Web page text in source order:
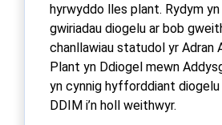
hyrwyddo lles plant. Rydym
gwiriadau diogelu ar bob
chanllawiau statudol yr Adran
Plant yn Ddiogel mewn
yn cynnig hyfforddiant diogelu
DDIM i’n holl weithwyr.